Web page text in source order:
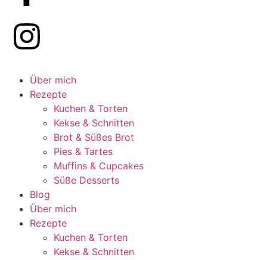
Über mich
Rezepte
Kuchen & Torten
Kekse & Schnitten
Brot & Süßes Brot
Pies & Tartes
Muffins & Cupcakes
Süße Desserts
Blog
Über mich
Rezepte
Kuchen & Torten
Kekse & Schnitten